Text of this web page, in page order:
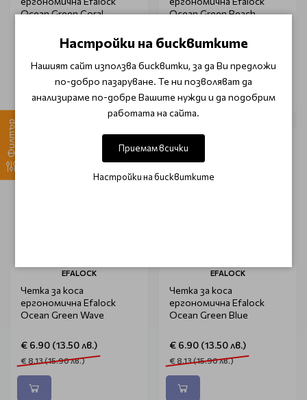
Филтър
Ocean Green Coral
€ 6.90 (13.50 лв.)
Ocean Green Beach
€ 6.90 (13.50 лв.)
EFALOCK
Четка за коса
ергономична Efalock
Ocean Green Wave
€ 6.90 (13.50 лв.)
€ 8.13 (15.90 лв.)
EFALOCK
Четка за коса
ергономична Efalock
Ocean Green Blue
€ 6.90 (13.50 лв.)
€ 8.13 (15.90 лв.)
Настройки на бисквитките
Нашият сайт използва бисквитки, за да Ви предложи
по-добро пазаруване. Те ни позволяват да
анализираме по-добре Вашите нужди и да подобрим
работата на сайта.
Приемам всички
Настройки на бисквитките